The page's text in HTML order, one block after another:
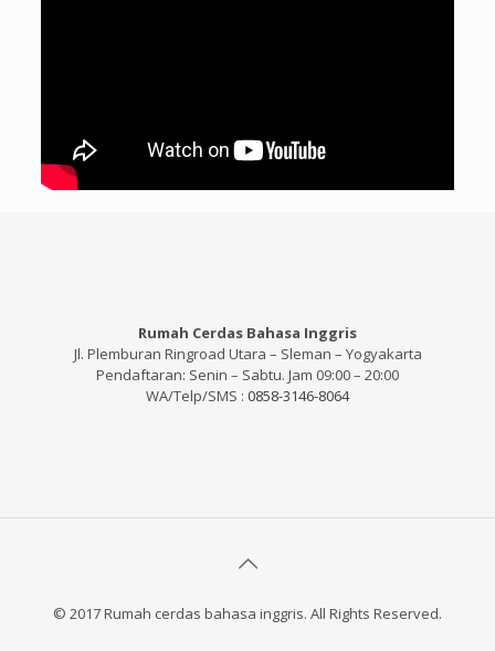
Rumah Cerdas Bahasa Inggris
Jl. Plemburan Ringroad Utara – Sleman – Yogyakarta
Pendaftaran: Senin – Sabtu. Jam 09:00 – 20:00
WA/Telp/SMS : 0858-3146-8064
© 2017 Rumah cerdas bahasa inggris. All Rights Reserved.